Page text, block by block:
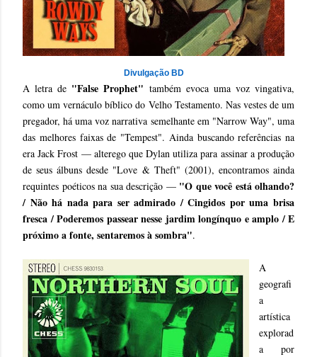
Divulgação BD
A letra de "False Prophet" também evoca uma voz vingativa,
como um vernáculo bíblico do Velho Testamento. Nas vestes de um
pregador, há uma voz narrativa semelhante em "Narrow Way", uma
das melhores faixas de "Tempest". Ainda buscando referências na
era Jack Frost — alterego que Dylan utiliza para assinar a produção
de seus álbuns desde "Love & Theft" (2001), encontramos ainda
requintes poéticos na sua descrição —"O que você está olhando?
/ Não há nada para ser admirado / Cingidos por uma brisa
fresca / Poderemos passear nesse jardim longínquo e amplo / E
próximo a fonte, sentaremos à sombra".
A
geografi
a
artística
explorad
a por